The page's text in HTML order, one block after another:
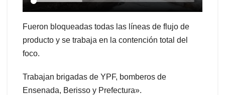
Fueron bloqueadas todas las líneas de flujo de
producto y se trabaja en la contención total del
foco.
Trabajan brigadas de YPF, bomberos de
Ensenada, Berisso y Prefectura».